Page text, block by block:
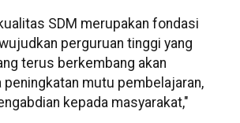
SDM merupakan fondasi
perguruan tinggi yang
terus berkembang akan
peningkatan mutu pembelajaran,
kepada masyarakat,"